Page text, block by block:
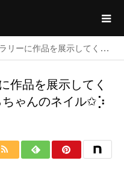
してくれた アーティストのさらちゃんのネイル✩︎⡱
作品を展示してく
ちゃんのネイル✩︎⡱